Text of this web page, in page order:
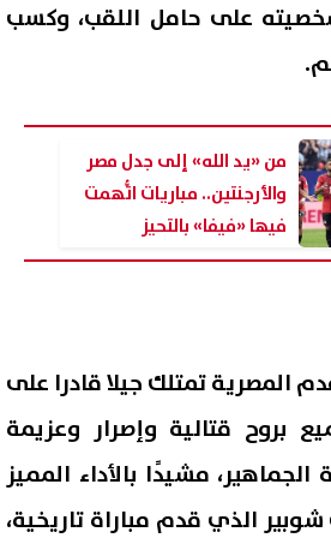
على حامل اللقب، وكسب
من «يد الله» إلى جدل مصر
والأرجنتين.. مباريات اتُّهمت
فيها «فيفا» بالتحيز
المصرية تمتلك جيلا قادرا على
بروح قتالية وإصرار وعزيمة
مشيدًا بالأداء المميز
الذي قدم مباراة تاريخية،
بايرن ميونخ وأستون فيلا
07 أغسطس, 2026 10:42 ص